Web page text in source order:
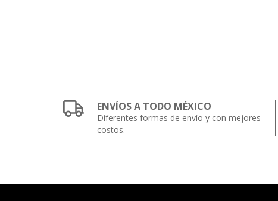
ENVÍOS A TODO MÉXICO
Diferentes formas de envío y con mejores
costos.